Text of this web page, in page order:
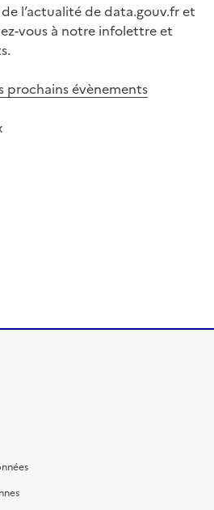
l’actualité de data.gouv.fr et
vous à notre infolettre et
prochains évènements